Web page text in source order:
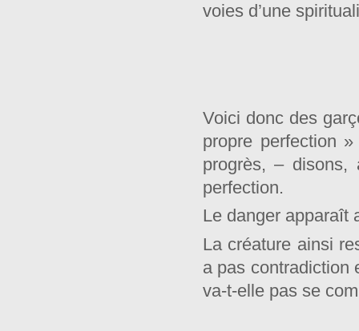
voies d’une
Voici donc des
propre perfection
progrès, – disons,
perfection.
Le danger apparaît
La créature ainsi
a pas contradiction
va-t-elle pas se